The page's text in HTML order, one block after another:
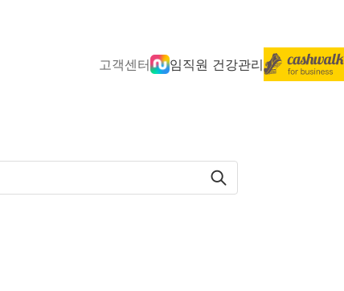
고객센터 임직원 건강관리